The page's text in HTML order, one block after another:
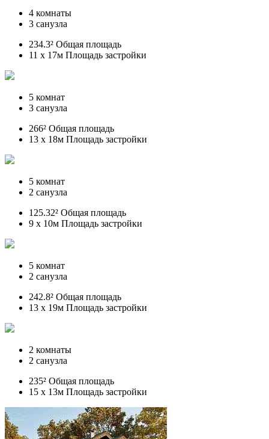
4 комнаты
3 санузла
234.3² Общая площадь
11 x 17м Площадь застройки
5 комнат
3 санузла
266² Общая площадь
13 x 18м Площадь застройки
5 комнат
2 санузла
125.32² Общая площадь
9 x 10м Площадь застройки
5 комнат
2 санузла
242.8² Общая площадь
13 x 19м Площадь застройки
2 комнаты
2 санузла
235² Общая площадь
15 x 13м Площадь застройки